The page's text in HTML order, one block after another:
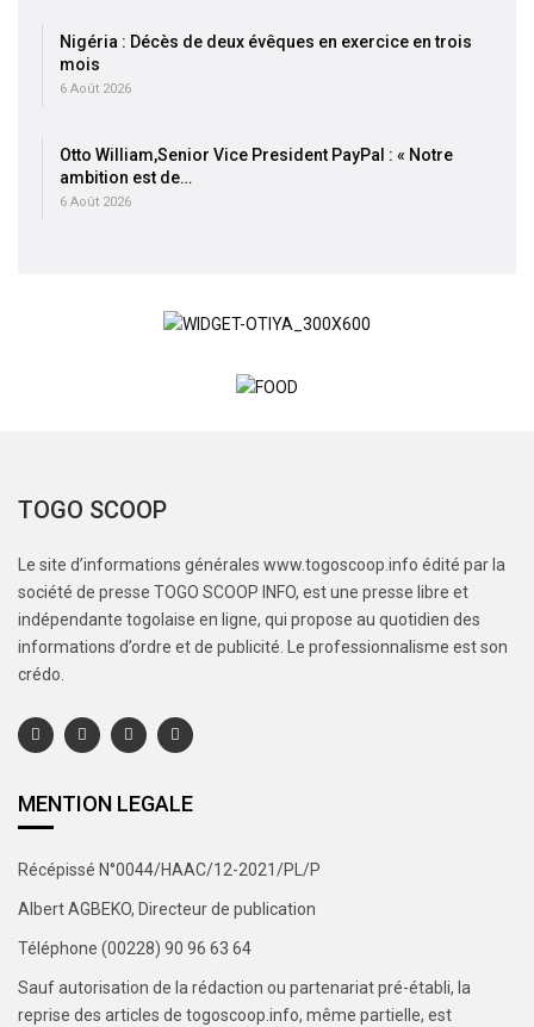
Nigéria : Décès de deux évêques en exercice en trois
mois
6 Août 2026
Otto William,Senior Vice President PayPal : « Notre
ambition est de…
6 Août 2026
TOGO SCOOP
Le site d’informations générales www.togoscoop.info édité par la
société de presse TOGO SCOOP INFO, est une presse libre et
indépendante togolaise en ligne, qui propose au quotidien des
informations d’ordre et de publicité. Le professionnalisme est son
crédo.
MENTION LEGALE
Récépissé N°0044/HAAC/12-2021/PL/P
Albert AGBEKO, Directeur de publication
Téléphone (00228) 90 96 63 64
Sauf autorisation de la rédaction ou partenariat pré-établi, la
reprise des articles de togoscoop.info, même partielle, est